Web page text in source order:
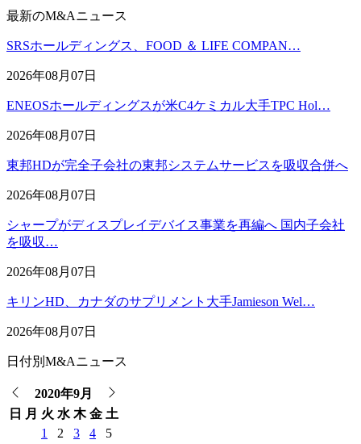
最新のM&Aニュース
SRSホールディングス、FOOD ＆ LIFE COMPAN…
2026年08月07日
ENEOSホールディングスが米C4ケミカル大手TPC Hol…
2026年08月07日
東邦HDが完全子会社の東邦システムサービスを吸収合併へ
2026年08月07日
シャープがディスプレイデバイス事業を再編へ 国内子会社
を吸収…
2026年08月07日
キリンHD、カナダのサプリメント大手Jamieson Wel…
2026年08月07日
日付別M&Aニュース
2020年9月
日
月 火 水 木 金 土
1
2 3 4
5